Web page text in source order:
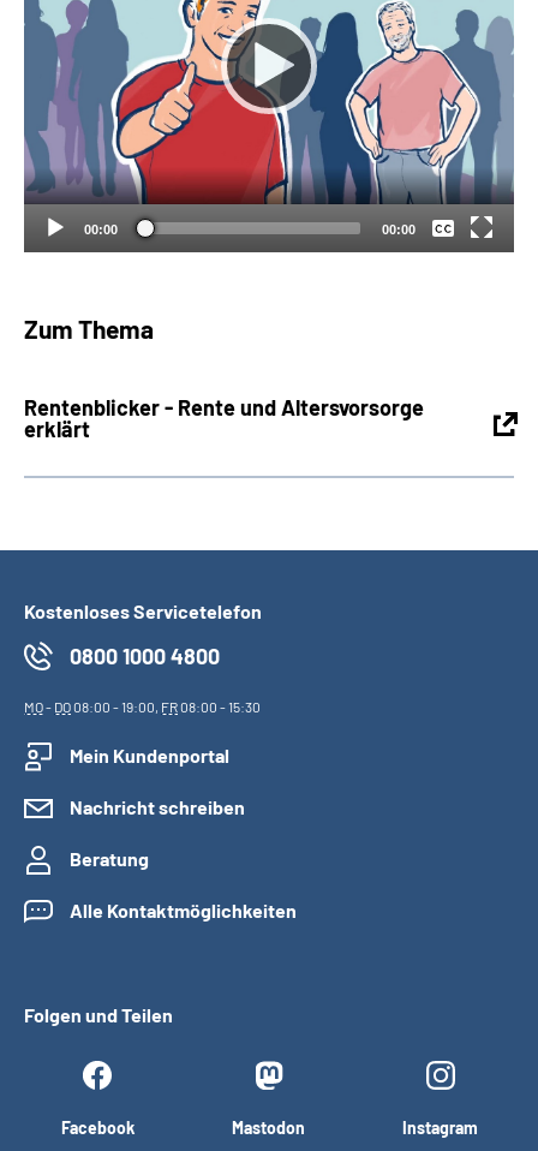
Language
Inhalte in Gebärdensprache (DGS)
Leichte Sprache
00:00 00:00
Keine
Deutsch
Zum Thema
Rentenblicker - Rente und Altersvorsorge
erklärt
Kostenloses Servicetelefon
0800 1000 4800
MO- DO08:00 - 19:00, FR08:00 - 15:30
Mein Kundenportal
Nachricht schreiben
Beratung
Alle Kontaktmöglichkeiten
Folgen und Teilen
Facebook Mastodon Instagram